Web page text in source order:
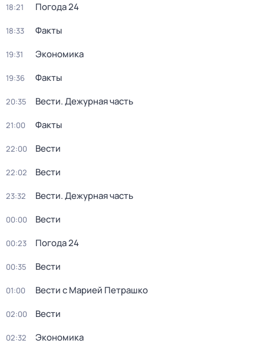
18:21 Погода 24
18:33 Факты
19:31 Экономика
19:36 Факты
20:35 Вести. Дежурная часть
21:00 Факты
22:00 Вести
22:02 Вести
23:32 Вести. Дежурная часть
00:00 Вести
00:23 Погода 24
00:35 Вести
01:00 Вести с Марией Петрашко
02:00 Вести
02:32 Экономика